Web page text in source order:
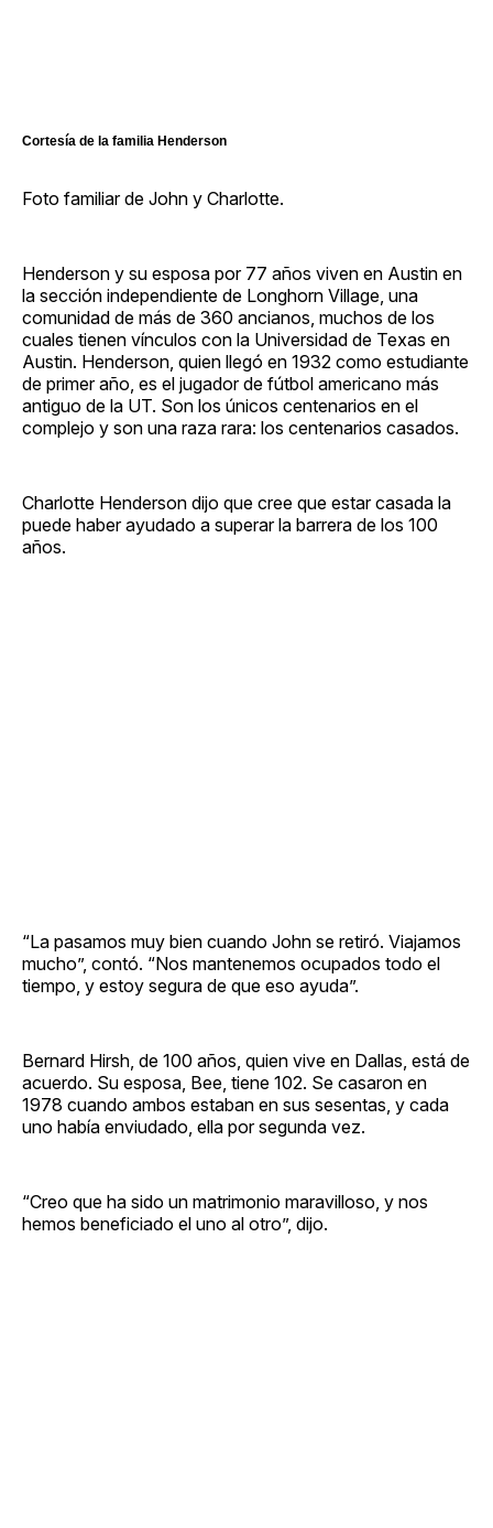
Cortesía de la familia Henderson
Foto familiar de John y Charlotte.
Henderson y su esposa por 77 años viven en Austin en
la sección independiente de Longhorn Village, una
comunidad de más de 360 ancianos, muchos de los
cuales tienen vínculos con la Universidad de Texas en
Austin. Henderson, quien llegó en 1932 como estudiante
de primer año, es el jugador de fútbol americano más
antiguo de la UT. Son los únicos centenarios en el
complejo y son una raza rara: los centenarios casados.
Charlotte Henderson dijo que cree que estar casada la
puede haber ayudado a superar la barrera de los 100
años.
“La pasamos muy bien cuando John se retiró. Viajamos
mucho”, contó. “Nos mantenemos ocupados todo el
tiempo, y estoy segura de que eso ayuda”.
Bernard Hirsh, de 100 años, quien vive en Dallas, está de
acuerdo. Su esposa, Bee, tiene 102. Se casaron en
1978 cuando ambos estaban en sus sesentas, y cada
uno había enviudado, ella por segunda vez.
“Creo que ha sido un matrimonio maravilloso, y nos
hemos beneficiado el uno al otro”, dijo.